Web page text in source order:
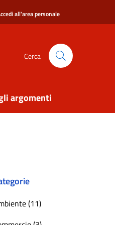
all'area personale
Cerca
argomenti
(11)